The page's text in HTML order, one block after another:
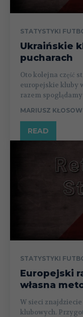
STATYSTYKI
Ukraińskie
pucharach
Oto kolejna część
europejskie kluby
razem
MARIUSZ
READ
STATYSTYKI
Europejski
własna
W sieci
klubowych.